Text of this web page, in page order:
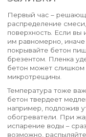
Первый час –
распределение
поверхность. Если вы
им равномерно, иначе
покрывайте бетон
брезентом. Пленка
бетон может слишком
микротрещины.
Температура тоже
бетон твердеет
например, подложив
обогреватели. При
испарение воды –
возможно,